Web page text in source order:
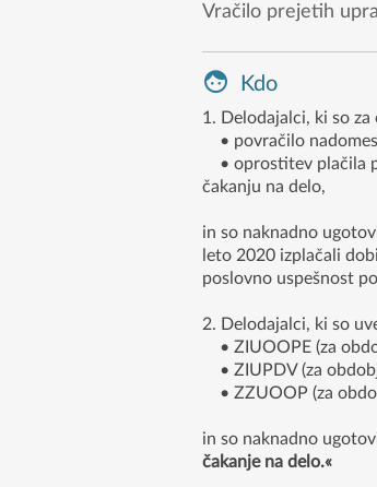
Vračilo prejetih
Kdo
1. Delodajalci, ki so
• povračilo
• oprostitev plačila
čakanju na delo,
in so naknadno
leto 2020 izplačali
poslovno uspešnost
2. Delodajalci, ki so
• ZIUOOPE (za
• ZIUPDV (za
• ZZUOOP (za
in so naknadno
čakanje na delo.«